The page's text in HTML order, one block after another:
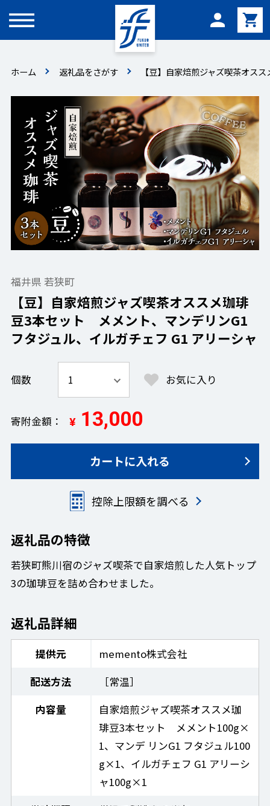
メニュー
ホーム 返礼品をさがす 【豆】自家焙煎ジャズ喫茶オス
福井県 若狭町
【豆】自家焙煎ジャズ喫茶オススメ珈琲
豆3本セット メメント、マンデリンG1
フタジュル、イルガチェフ G1 アリーシャ
個数 お気に入り
寄附金額 ¥13,000
カートに入れる
控除上限額を調べる
返礼品の特徴
若狭町熊川宿のジャズ喫茶で自家焙煎した人気トップ
3の珈琲豆を詰め合わせました。
返礼品詳細
提供元
memento株式会社
配送方法
［常温］
内容量
自家焙煎ジャズ喫茶オススメ珈
琲豆3本セット メメント100g×
1、マンデ リンG1 フタジュル100
g×1、イルガチェフ G1 アリーシ
ャ100g×1